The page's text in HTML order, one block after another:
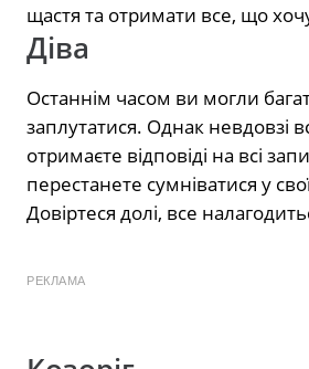
щастя та отримати все, що
Діва
Останнім часом ви могли
заплутатися. Однак невдовзі
отримаєте відповіді на всі
перестанете сумніватися у
Довіртеся долі, все
РЕКЛАМА